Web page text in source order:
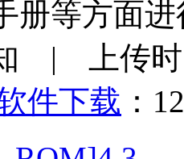
册等方面
| 上传
件下载 ：